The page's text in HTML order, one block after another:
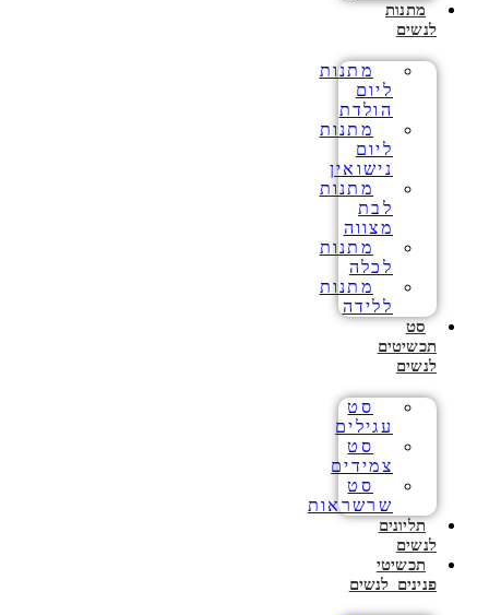
מתנות
לנשים
מתנות
ליום
הולדת
מתנות
ליום
נישואין
מתנות
לבת
מצווה
מתנות
לכלה
מתנות
ללידה
סט
תכשיטים
לנשים
סט
עגילים
סט
צמידים
סט
שרשראות
תליונים
לנשים
תכשיטי
פנינים לנשים